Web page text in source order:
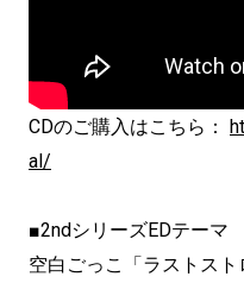
CDのご購入はこちら：
al/
■2ndシリーズEDテーマ
空白ごっこ「ラストスト